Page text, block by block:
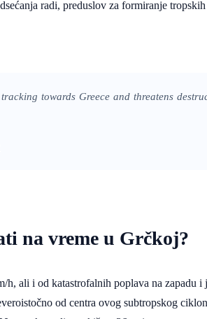
radi, preduslov za formiranje
towards Greece and threatens
na vreme u Grčkoj?
h, ali i od katastrofalnih poplava na zapadu
od centra ovog subtropskog